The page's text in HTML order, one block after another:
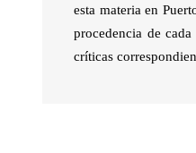
esta materia en
procedencia de
críticas